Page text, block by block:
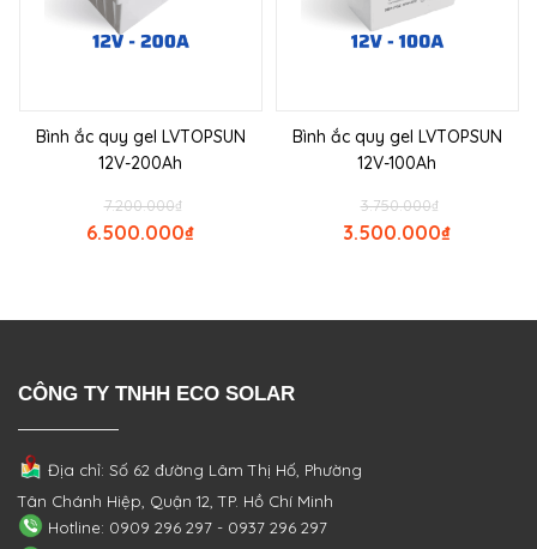
Bình ắc quy gel LVTOPSUN
12V-200Ah
₫
7.200.000
₫
6.500.000
Bình ắc quy gel LVTOPSUN
12V-100Ah
₫
3.750.000
₫
3.500.000
CÔNG TY TNHH ECO SOLAR
Địa chỉ: Số 62 đường Lâm Thị Hố, Phường
Tân Chánh Hiệp, Quận 12, TP. Hồ Chí Minh
Hotline: 0909 296 297 - 0937 296 297